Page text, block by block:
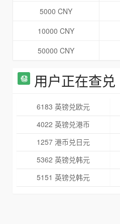
5000 CNY
10000 CNY
50000 CNY
用户正在查兑
6183 英镑兑欧元
4022 英镑兑港币
1257 港币兑日元
5362 英镑兑韩元
5151 英镑兑韩元